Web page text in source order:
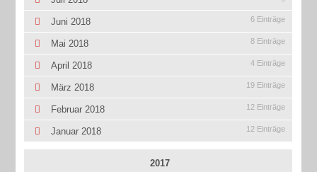
Juni 2018 6 Einträge
Mai 2018 8 Einträge
April 2018 4 Einträge
März 2018 19 Einträge
Februar 2018 12 Einträge
Januar 2018 12 Einträge
2017